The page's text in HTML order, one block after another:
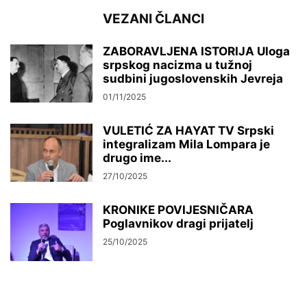
VEZANI ČLANCI
ZABORAVLJENA ISTORIJA Uloga
srpskog nacizma u tužnoj
sudbini jugoslovenskih Jevreja
01/11/2025
VULETIĆ ZA HAYAT TV Srpski
integralizam Mila Lompara je
drugo ime...
27/10/2025
KRONIKE POVIJESNIČARA
Poglavnikov dragi prijatelj
25/10/2025